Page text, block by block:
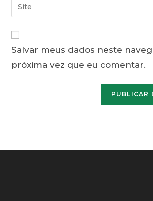
de
usuário
para
de
para
comentar
Digite
o
do
seu
site
Salvar meus dados neste
próxima vez que eu comentar.